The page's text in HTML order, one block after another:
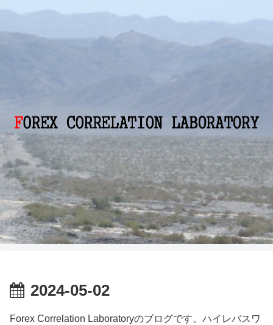
2024-05-02
Forex Correlation Laboratoryのブログです。ハイレバスワ